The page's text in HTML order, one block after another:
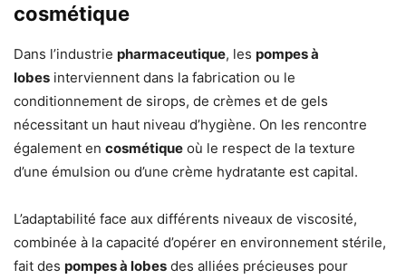
cosmétique
Dans l’industrie pharmaceutique, les pompes à
lobes interviennent dans la fabrication ou le
conditionnement de sirops, de crèmes et de gels
nécessitant un haut niveau d’hygiène. On les rencontre
également en cosmétique où le respect de la texture
d’une émulsion ou d’une crème hydratante est capital.
L’adaptabilité face aux différents niveaux de viscosité,
combinée à la capacité d’opérer en environnement stérile,
fait des pompes à lobes des alliées précieuses pour